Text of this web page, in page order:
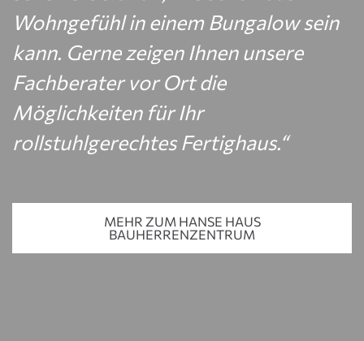
Wohngefühl in einem Bungalow sein
kann. Gerne zeigen Ihnen unsere
Fachberater vor Ort die
Möglichkeiten für Ihr
rollstuhlgerechtes Fertighaus.“
MEHR ZUM HANSE HAUS
BAUHERRENZENTRUM